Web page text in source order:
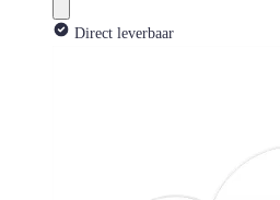
Direct leverbaar